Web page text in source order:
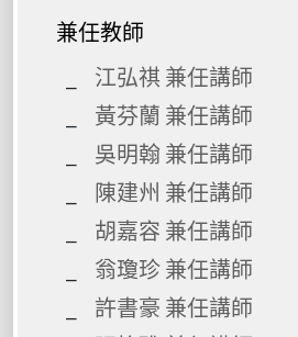
兼任教師
江弘祺 兼任講師
黃芬蘭 兼任講師
吳明翰 兼任講師
陳建州 兼任講師
胡嘉容 兼任講師
翁瓊珍 兼任講師
許書豪 兼任講師